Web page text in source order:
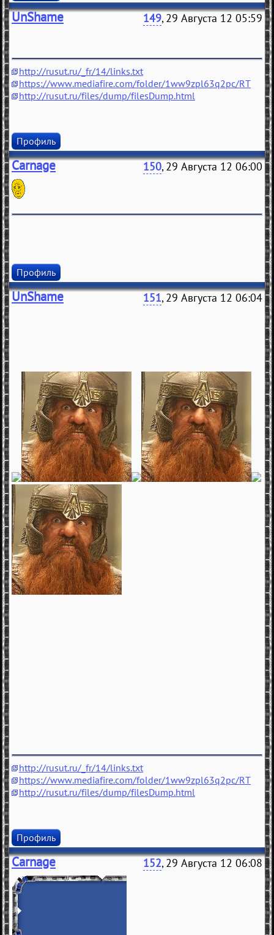
UnShame 149, 29 Августа 12 05:59
http://rusut.ru/_fr/14/links.txt
https://www.mediafire.com/folder/1ww9zpl63q2pc/RT
http://rusut.ru/files/dump/filesDump.html
Профиль
Carnage 150, 29 Августа 12 06:00
Профиль
UnShame 151, 29 Августа 12 06:04
http://rusut.ru/_fr/14/links.txt
https://www.mediafire.com/folder/1ww9zpl63q2pc/RT
http://rusut.ru/files/dump/filesDump.html
Профиль
Carnage 152, 29 Августа 12 06:08